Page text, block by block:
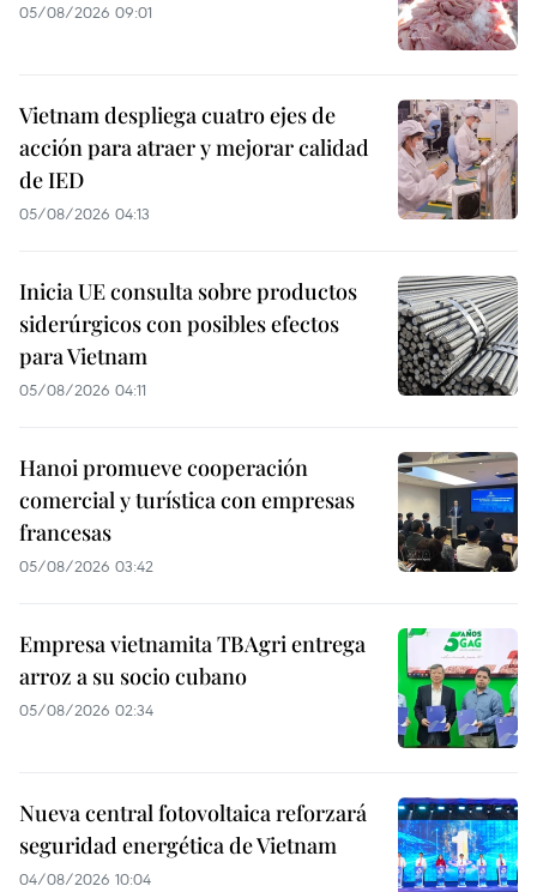
05/08/2026 09:01
Vietnam despliega cuatro ejes de
acción para atraer y mejorar calidad
de IED
05/08/2026 04:13
Inicia UE consulta sobre productos
siderúrgicos con posibles efectos
para Vietnam
05/08/2026 04:11
Hanoi promueve cooperación
comercial y turística con empresas
francesas
05/08/2026 03:42
Empresa vietnamita TBAgri entrega
arroz a su socio cubano
05/08/2026 02:34
Nueva central fotovoltaica reforzará
seguridad energética de Vietnam
04/08/2026 10:04